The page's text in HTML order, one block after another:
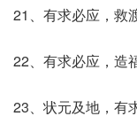
21、有求必应，救
22、有求必应，造
23、状元及地，有